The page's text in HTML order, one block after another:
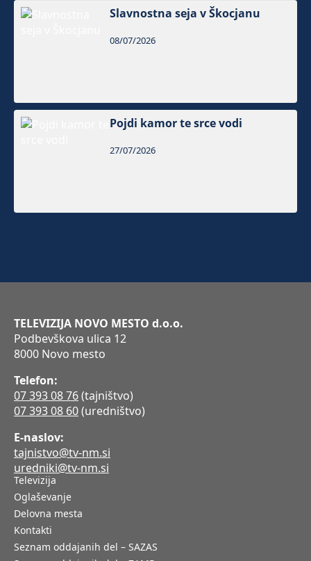
Slavnostna seja v Škocjanu
08/07/2026
Pojdi kamor te srce vodi
27/07/2026
TELEVIZIJA NOVO MESTO d.o.o.
Podbevškova ulica 12
8000 Novo mesto
Telefon:
07 393 08 76(tajništvo)
07 393 08 60(uredništvo)
E-naslov:
tajnistvo@tv-nm.si
uredniki@tv-nm.si
Televizija
Oglaševanje
Delovna mesta
Kontakti
Seznam oddajanih del – SAZAS